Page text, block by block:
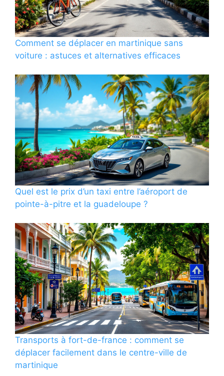
Comment se déplacer en martinique sans
voiture : astuces et alternatives efficaces
Quel est le prix d’un taxi entre l’aéroport de
pointe-à-pitre et la guadeloupe ?
Transports à fort-de-france : comment se
déplacer facilement dans le centre-ville de
martinique